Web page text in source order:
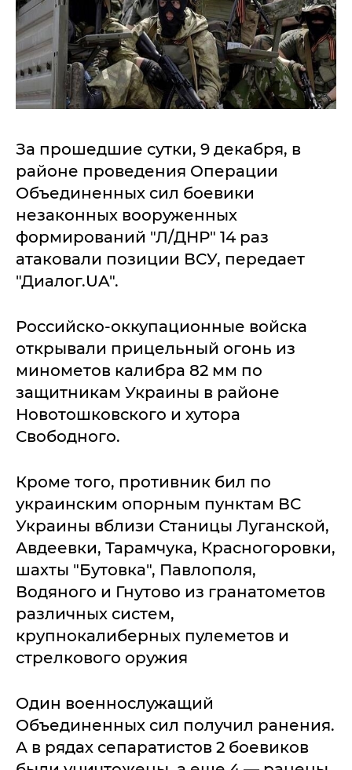
За прошедшие сутки, 9 декабря, в
районе проведения Операции
Объединенных сил боевики
незаконных вооруженных
формирований "Л/ДНР" 14 раз
атаковали позиции ВСУ, передает
"Диалог.UA".
Российско-оккупационные войска
открывали прицельный огонь из
минометов калибра 82 мм по
защитникам Украины в районе
Новотошковского и хутора
Свободного.
Кроме того, противник бил по
украинским опорным пунктам ВС
Украины вблизи Станицы Луганской,
Авдеевки, Тарамчука, Красногоровки,
шахты "Бутовка", Павлополя,
Водяного и Гнутово из гранатометов
различных систем,
крупнокалиберных пулеметов и
стрелкового оружия
Один военнослужащий
Объединенных сил получил ранения.
А в рядах сепаратистов 2 боевиков